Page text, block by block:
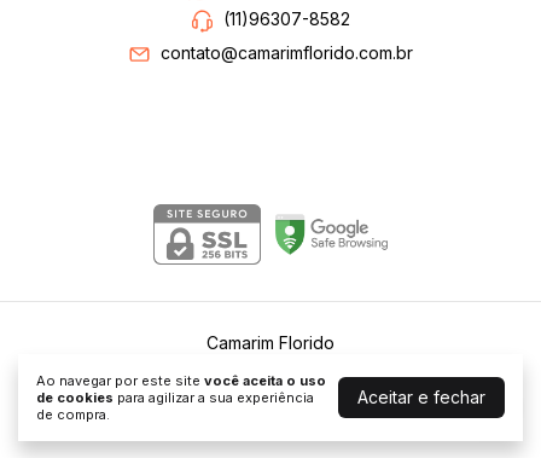
Ao navegar por este site você aceita o uso
de cookies para agilizar a sua experiência
de compra.
Aceitar e fechar
(11)96307-8582
contato@camarimflorido.com.br
Camarim Florido